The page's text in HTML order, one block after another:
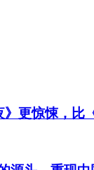
更惊悚，比